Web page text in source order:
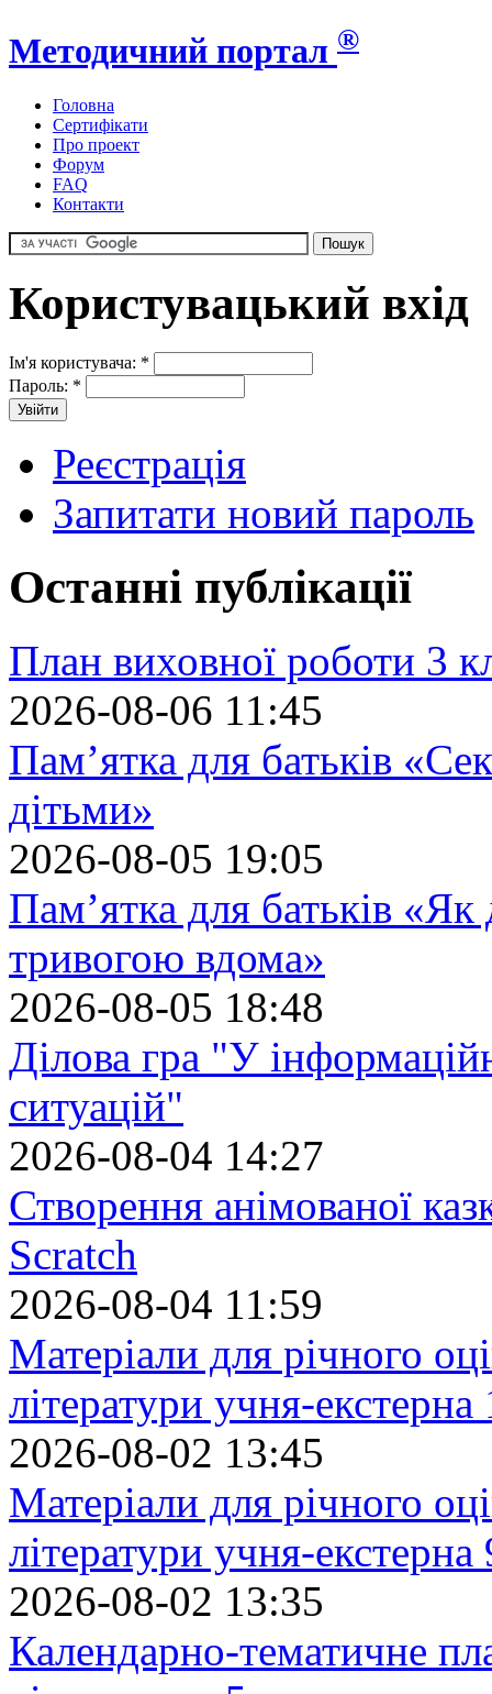
Методичний портал ®
Головна
Сертифікати
Про проект
Форум
FAQ
Контакти
Користувацький вхід
Ім'я користувача: *
Пароль: *
Реєстрація
Запитати новий пароль
Останні публікації
План виховної роботи 3
2026-08-06 11:45
Пам’ятка для батьків
дітьми»
2026-08-05 19:05
Пам’ятка для батьків
тривогою вдома»
2026-08-05 18:48
Ділова гра "У
ситуацій"
2026-08-04 14:27
Створення анімованої
Scratch
2026-08-04 11:59
Матеріали для річного
літератури учня-екстерна
2026-08-02 13:45
Матеріали для річного
літератури учня-екстерна
2026-08-02 13:35
Календарно-тематичне